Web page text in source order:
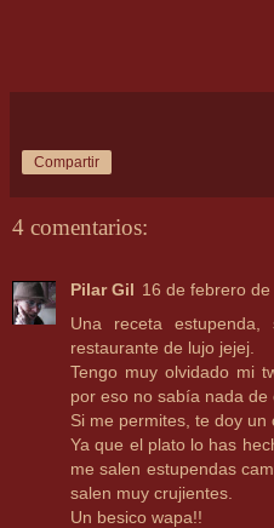
Compartir
4 comentarios:
Pilar Gil 16 de febrero
Una receta
restaurante de lujo jejej.
Tengo muy olvidado mi
por eso no sabía nada de
Si me permites, te doy un
Ya que el plato lo has
me salen estupendas
salen muy crujientes.
Un besico wapa!!